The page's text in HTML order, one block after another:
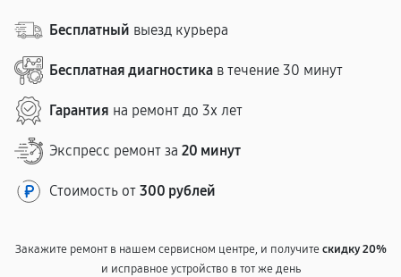
Бесплатный выезд курьера
Бесплатная диагностика в течение 30 минут
Гарантия на ремонт до 3х лет
Экспресс ремонт за 20 минут
Стоимость от 300 рублей
Закажите ремонт в нашем сервисном центре, и получитескидку 20%
и исправное устройство в тот же день